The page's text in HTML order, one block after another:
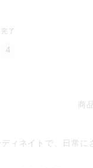
完了
商
ィネイトで、日常に